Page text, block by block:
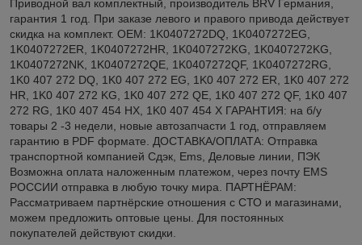
Приводной вал комплектный, производитель BRV Германия,
гарантия 1 год. При заказе левого и правого привода действует
скидка на комплект. OEM: 1K0407272DQ, 1K0407272EG,
1K0407272ER, 1K0407272HR, 1K0407272KG, 1K0407272KG,
1K0407272NK, 1K0407272QE, 1K0407272QF, 1K0407272RG,
1K0 407 272 DQ, 1K0 407 272 EG, 1K0 407 272 ER, 1K0 407 272
HR, 1K0 407 272 KG, 1K0 407 272 QE, 1K0 407 272 QF, 1K0 407
272 RG, 1K0 407 454 HX, 1K0 407 454 X ГАРАНТИЯ: на б/у
товары 2 -3 недели, новые автозапчасти 1 год, отправляем
гарантию в PDF формате. ДОСТАВКА/ОПЛАТА: Отправка
транспортной компанией Сдэк, Ems, Деловые линии, ПЭК
Возможна оплата наложенным платежом, через почту EMS
РОССИИ отправка в любую точку мира. ПАРТНЁРАМ:
Рассматриваем партнёрские отношения с СТО и магазинами,
можем предложить оптовые цены. Для постоянных
покупателей действуют скидки.